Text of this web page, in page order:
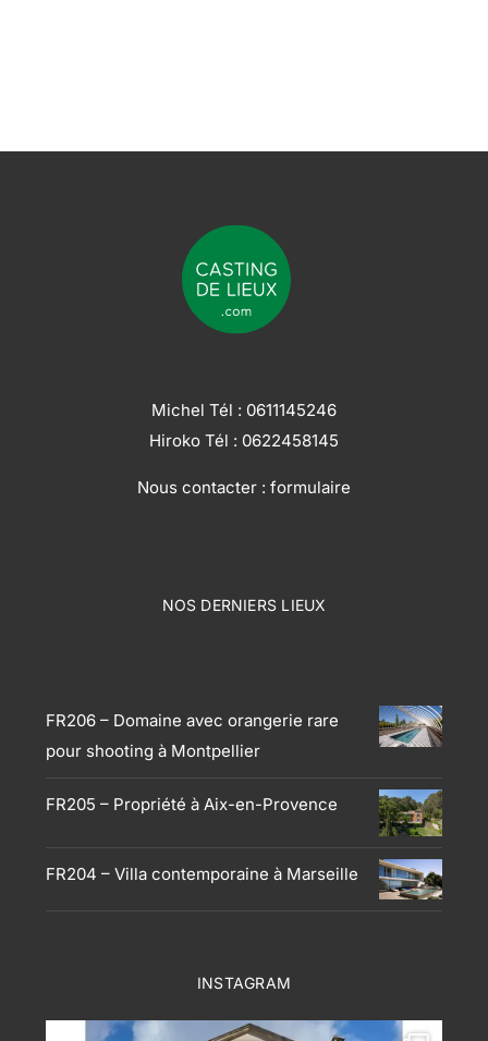
Michel Tél : 0611145246
Hiroko Tél : 0622458145
Nous contacter : formulaire
NOS DERNIERS LIEUX
FR206 – Domaine avec orangerie rare
pour shooting à Montpellier
FR205 – Propriété à Aix-en-Provence
FR204 – Villa contemporaine à Marseille
INSTAGRAM